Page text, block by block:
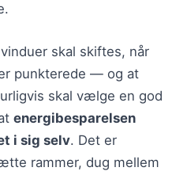
skal skiftes, når
punkterede — og at
skal vælge en god
energibesparelsen
i sig selv. Det er
rammer, dug mellem